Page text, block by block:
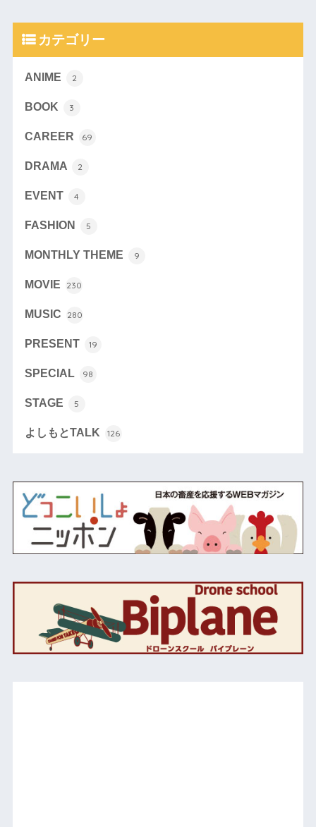
カテゴリー
ANIME 2
BOOK 3
CAREER 69
DRAMA 2
EVENT 4
FASHION 5
MONTHLY THEME 9
MOVIE 230
MUSIC 280
PRESENT 19
SPECIAL 98
STAGE 5
よしもとTALK 126